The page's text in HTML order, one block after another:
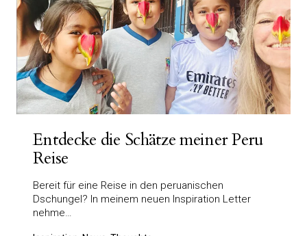
Entdecke die Schätze meiner Peru
Reise
Bereit für eine Reise in den peruanischen
Dschungel? In meinem neuen Inspiration Letter
nehme…